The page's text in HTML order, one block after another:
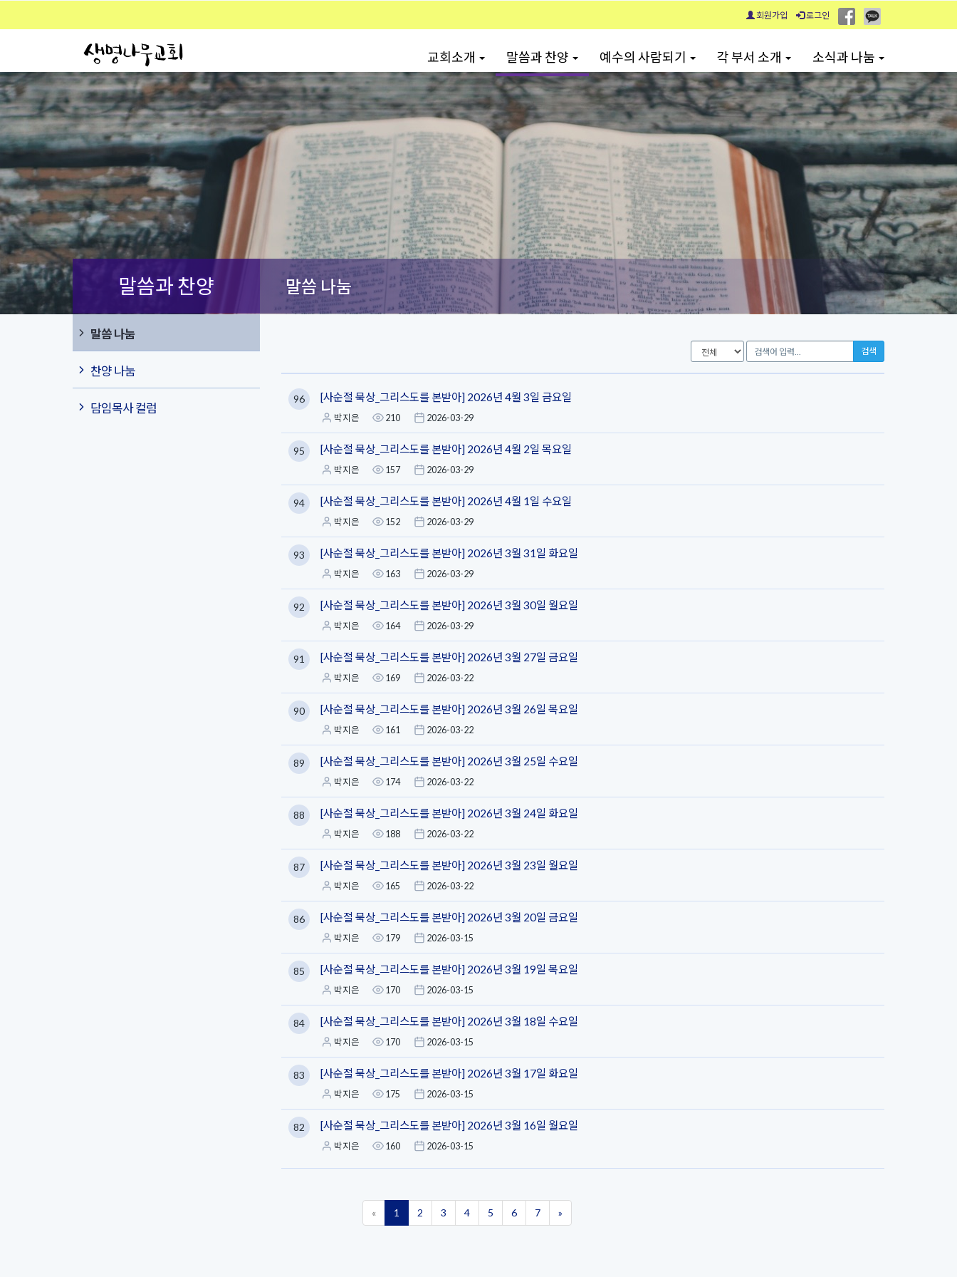
회원가입 로그인
교회소개 말씀과 찬양 예수의 사람되기 각 부서 소개 소식과 나눔
말씀과 찬양
말씀 나눔
찬양 나눔
담임목사 컬럼
말씀 나눔
색
검색
96 [사순절 묵상_그리스도를 본받아] 2026년 4월 3일 금요일
박지은 210 2026-03-29
95 [사순절 묵상_그리스도를 본받아] 2026년 4월 2일 목요일
박지은 157 2026-03-29
94 [사순절 묵상_그리스도를 본받아] 2026년 4월 1일 수요일
박지은 152 2026-03-29
93 [사순절 묵상_그리스도를 본받아] 2026년 3월 31일 화요일
박지은 163 2026-03-29
92 [사순절 묵상_그리스도를 본받아] 2026년 3월 30일 월요일
박지은 164 2026-03-29
91 [사순절 묵상_그리스도를 본받아] 2026년 3월 27일 금요일
박지은 169 2026-03-22
90 [사순절 묵상_그리스도를 본받아] 2026년 3월 26일 목요일
박지은 161 2026-03-22
89 [사순절 묵상_그리스도를 본받아] 2026년 3월 25일 수요일
박지은 174 2026-03-22
88 [사순절 묵상_그리스도를 본받아] 2026년 3월 24일 화요일
박지은 188 2026-03-22
87 [사순절 묵상_그리스도를 본받아] 2026년 3월 23일 월요일
박지은 165 2026-03-22
86 [사순절 묵상_그리스도를 본받아] 2026년 3월 20일 금요일
박지은 179 2026-03-15
85 [사순절 묵상_그리스도를 본받아] 2026년 3월 19일 목요일
박지은 170 2026-03-15
84 [사순절 묵상_그리스도를 본받아] 2026년 3월 18일 수요일
박지은 170 2026-03-15
83 [사순절 묵상_그리스도를 본받아] 2026년 3월 17일 화요일
박지은 175 2026-03-15
82 [사순절 묵상_그리스도를 본받아] 2026년 3월 16일 월요일
박지은 160 2026-03-15
« 1 2 3 4 5 6 7 »